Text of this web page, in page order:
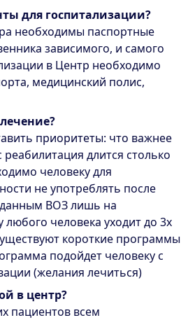
для госпитализации?
необходимы паспортные
зависимого, и самого
в Центр необходимо
медицинский полис,
приоритеты: что важнее
длится столько
человеку для
не употреблять после
ВОЗ лишь на
человека уходит до 3х
короткие программы
подойдет человеку с
(желания лечиться)
в центр?
пациентов всем